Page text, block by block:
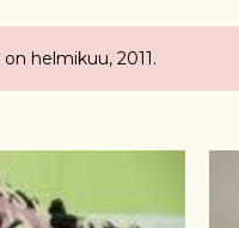
helmikuu, 2011.